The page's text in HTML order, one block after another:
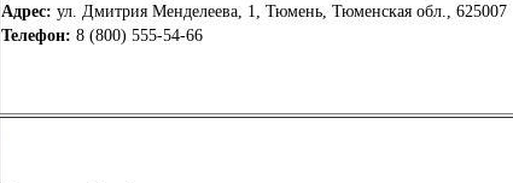
Адрес: ул. Дмитрия Менделеева, 1, Тюмень, Тюменская обл., 625007
Телефон: 8 (800) 555-54-66